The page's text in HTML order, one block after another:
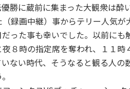
勝に蔵前に集まった大観衆は酔
録画中継）事からテリー人気が
った事も幸いでした。以前にも
８時の指定席を奪われ、１１時
ない時代、そうなると観る人の